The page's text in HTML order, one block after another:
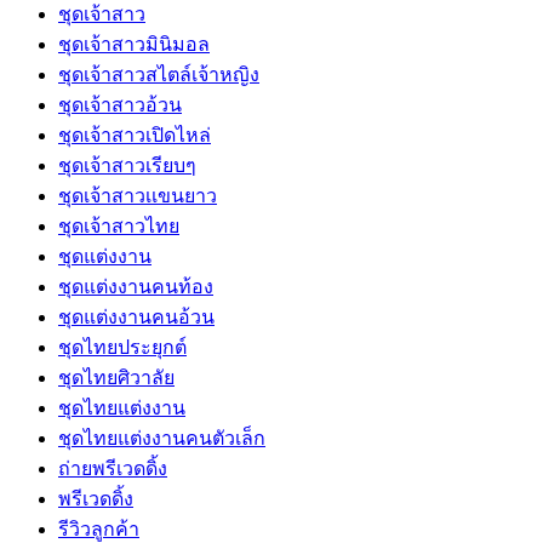
ชุดเจ้าสาว
ชุดเจ้าสาวมินิมอล
ชุดเจ้าสาวสไตล์เจ้าหญิง
ชุดเจ้าสาวอ้วน
ชุดเจ้าสาวเปิดไหล่
ชุดเจ้าสาวเรียบๆ
ชุดเจ้าสาวเเขนยาว
ชุดเจ้าสาวไทย
ชุดแต่งงาน
ชุดแต่งงานคนท้อง
ชุดแต่งงานคนอ้วน
ชุดไทยประยุกต์
ชุดไทยศิวาลัย
ชุดไทยแต่งงาน
ชุดไทยแต่งงานคนตัวเล็ก
ถ่ายพรีเวดดิ้ง
พรีเวดดิ้ง
รีวิวลูกค้า